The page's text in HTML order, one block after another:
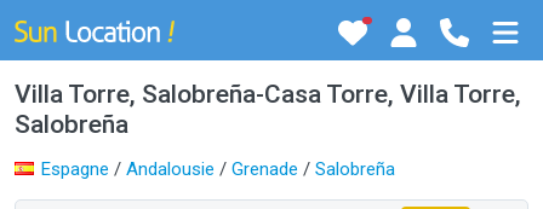
Villa Torre, Salobreña-Casa Torre, Villa Torre,
Salobreña
Espagne / Andalousie / Grenade / Salobreña